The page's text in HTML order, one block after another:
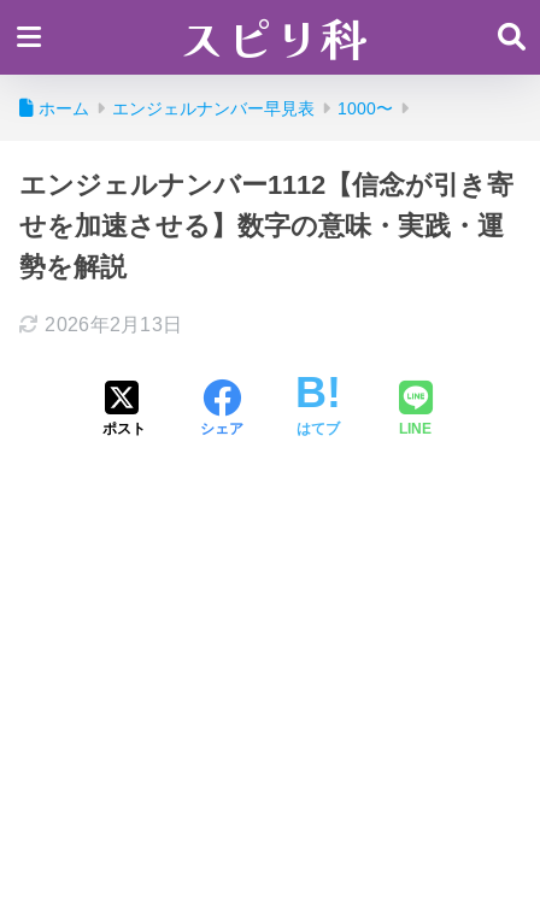
スピリ科
ホーム エンジェルナンバー早見表 1000〜
エンジェルナンバー1112【信念が引き寄
せを加速させる】数字の意味・実践・運
勢を解説
2026年2月13日
ポスト シェア はてブ LINE